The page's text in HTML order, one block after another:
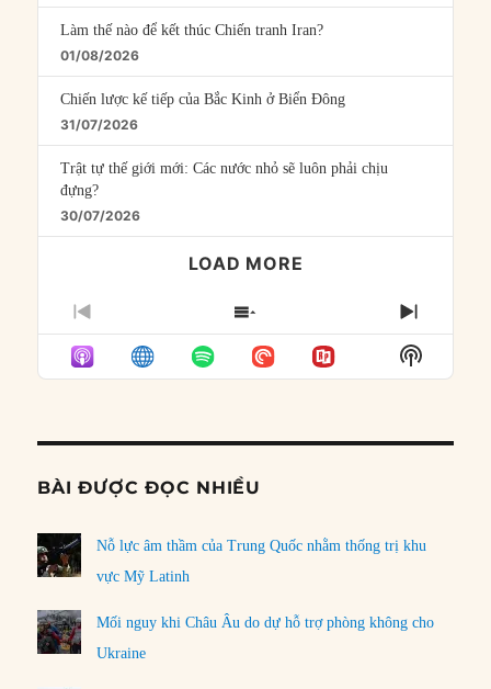
Làm thế nào để kết thúc Chiến tranh Iran?
01/08/2026
Chiến lược kế tiếp của Bắc Kinh ở Biển Đông
31/07/2026
Trật tự thế giới mới: Các nước nhỏ sẽ luôn phải chịu
đựng?
30/07/2026
LOAD MORE
PREVIOUS
EPISODE
SHOW
EPISODES
LIST
NEXT
Show
Podcast
BÀI ĐƯỢC ĐỌC NHIỀU
Nỗ lực âm thầm của Trung Quốc nhằm thống trị khu
vực Mỹ Latinh
Mối nguy khi Châu Âu do dự hỗ trợ phòng không cho
Ukraine